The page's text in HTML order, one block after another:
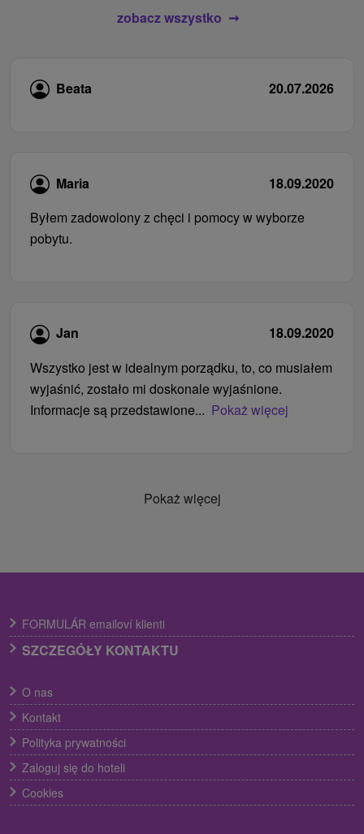
zobacz wszystko
Beata 20.07.2026
Maria
18.09.2020
Byłem zadowolony z chęci i pomocy w wyborze
pobytu.
Jan
18.09.2020
Wszystko jest w idealnym porządku, to, co musiałem
wyjaśnić, zostało mi doskonale wyjaśnione.
Informacje są przedstawione... Pokaż więcej
Pokaż więcej
FORMULÁR emailoví klienti
SZCZEGÓŁY KONTAKTU
O nas
Kontakt
Polityka prywatności
Zaloguj się do hoteli
Cookies